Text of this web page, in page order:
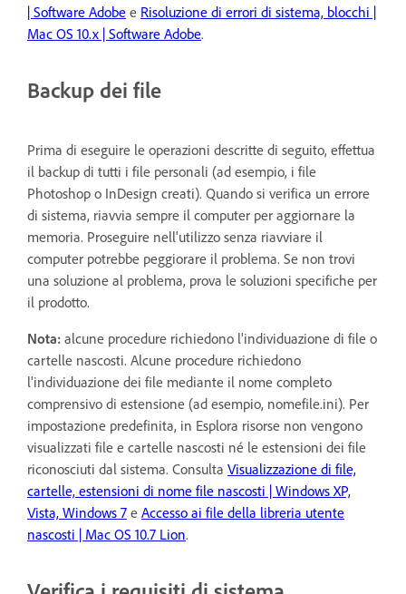
| Software Adobe e Risoluzione di errori di sistema, blocchi |
Mac OS 10.x | Software Adobe.
Backup dei file
Prima di eseguire le operazioni descritte di seguito, effettua
il backup di tutti i file personali (ad esempio, i file
Photoshop o InDesign creati). Quando si verifica un errore
di sistema, riavvia sempre il computer per aggiornare la
memoria. Proseguire nell'utilizzo senza riavviare il
computer potrebbe peggiorare il problema. Se non trovi
una soluzione al problema, prova le soluzioni specifiche per
il prodotto.
Nota: alcune procedure richiedono l'individuazione di file o
cartelle nascosti. Alcune procedure richiedono
l'individuazione dei file mediante il nome completo
comprensivo di estensione (ad esempio, nomefile.ini). Per
impostazione predefinita, in Esplora risorse non vengono
visualizzati file e cartelle nascosti né le estensioni dei file
riconosciuti dal sistema. Consulta Visualizzazione di file,
cartelle, estensioni di nome file nascosti | Windows XP,
Vista, Windows 7 e Accesso ai file della libreria utente
nascosti | Mac OS 10.7 Lion.